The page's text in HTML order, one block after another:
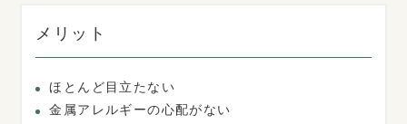
メリット
ほとんど目立たない
金属アレルギーの心配がない